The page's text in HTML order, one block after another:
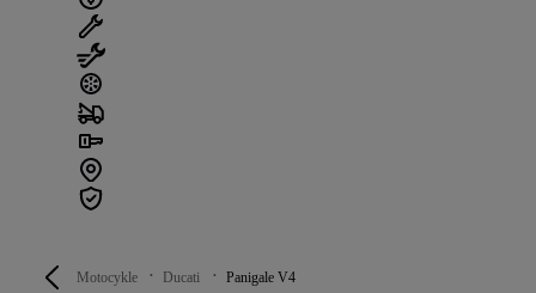
Motocykle Ducati Panigale V4